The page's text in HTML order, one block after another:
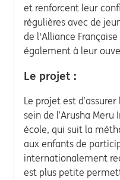
et renforcent leur
régulières avec de
de l'Alliance
également à leur
Le projet :
Le projet est
sein de l’Arusha
école, qui suit la
aux enfants de
internationalement
est plus petite